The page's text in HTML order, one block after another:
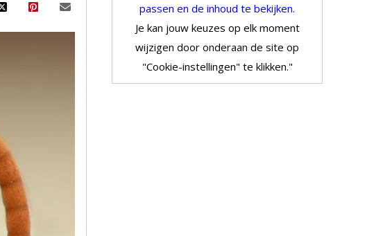
passen en de inhoud te bekijken.
Je kan jouw keuzes op elk moment
wijzigen door onderaan de site op
"Cookie-instellingen" te klikken."